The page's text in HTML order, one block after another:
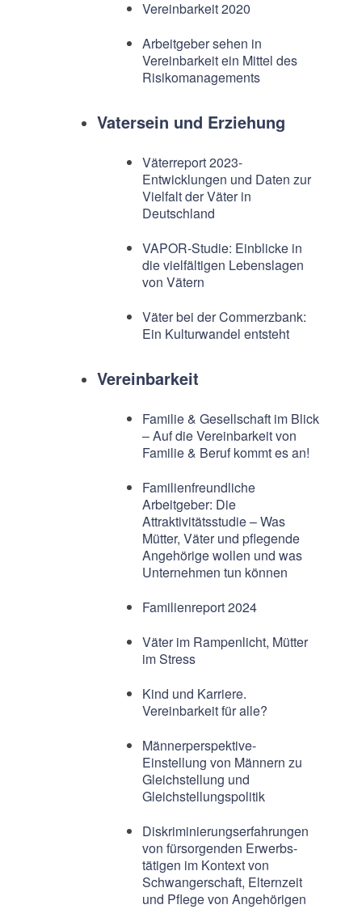
Vereinbarkeit 2020
Arbeitgeber sehen in
Vereinbarkeit ein Mittel des
Risikomanagements
Vatersein und Erziehung
Väterreport 2023-
Entwicklungen und Daten zur
Vielfalt der Väter in
Deutschland
VAPOR-Studie: Einblicke in
die vielfältigen Lebenslagen
von Vätern
Väter bei der Commerzbank:
Ein Kulturwandel entsteht
Vereinbarkeit
Familie & Gesellschaft im Blick
– Auf die Vereinbarkeit von
Familie & Beruf kommt es an!
Familienfreundliche
Arbeitgeber: Die
Attraktivitätsstudie – Was
Mütter, Väter und pflegende
Angehörige wollen und was
Unternehmen tun können
Familienreport 2024
Väter im Rampenlicht, Mütter
im Stress
Kind und Karriere.
Vereinbarkeit für alle?
Männerperspektive-
Einstellung von Männern zu
Gleichstellung und
Gleichstellungspolitik
Diskriminierungserfahrungen
von fürsorgenden Erwerbs-
tätigen im Kontext von
Schwangerschaft, Elternzeit
und Pflege von Angehörigen